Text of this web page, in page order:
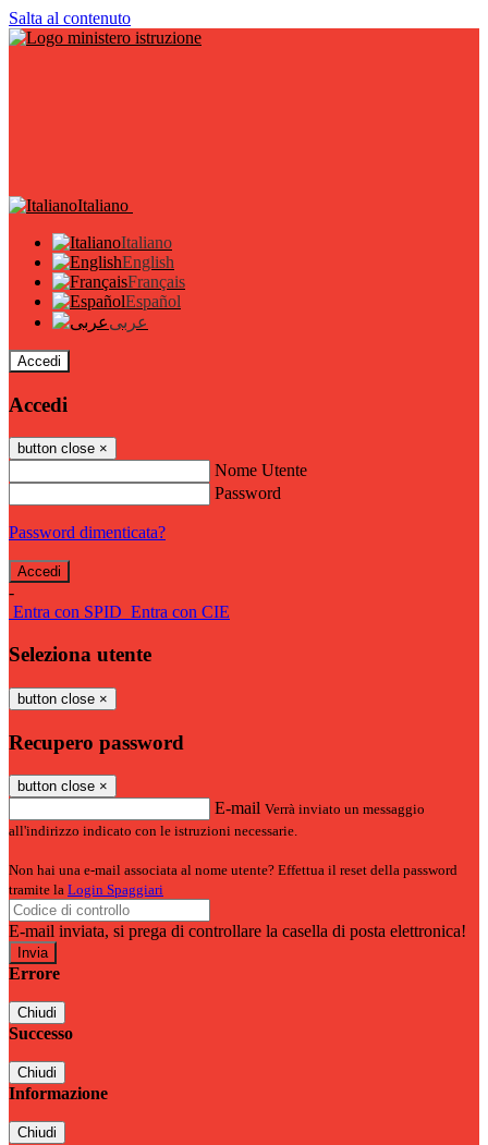
Salta al contenuto
Italiano
Italiano
English
Français
Español
عربى
Accedi
Accedi
button close ×
Nome Utente
Password
Password dimenticata?
-
Entra con SPID Entra con CIE
Seleziona utente
button close ×
Recupero password
button close ×
E-mail Verrà inviato un messaggio
all'indirizzo indicato con le istruzioni necessarie.
Non hai una e-mail associata al nome utente? Effettua il reset della password
tramite la Login Spaggiari
E-mail inviata, si prega di controllare la casella di posta elettronica!
Errore
Chiudi
Successo
Chiudi
Informazione
Chiudi